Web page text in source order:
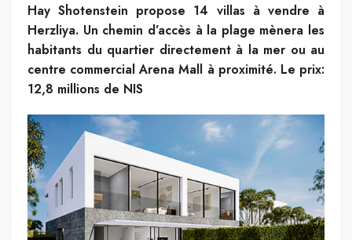
Hay Shotenstein propose 14 villas à vendre à
Herzliya. Un chemin d’accès à la plage mènera les
habitants du quartier directement à la mer ou au
centre commercial Arena Mall à proximité. Le prix:
12,8 millions de NIS